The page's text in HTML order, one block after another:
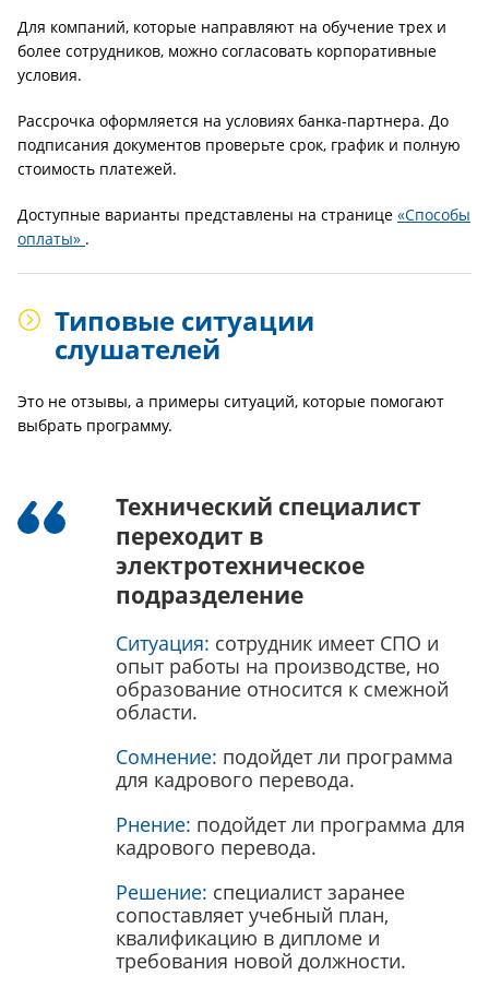
Для компаний, которые направляют на обучение трех и
более сотрудников, можно согласовать корпоративные
условия.
Рассрочка оформляется на условиях банка-партнера. До
подписания документов проверьте срок, график и полную
стоимость платежей.
Доступные варианты представлены на странице «Способы
оплаты» .
Типовые ситуации
слушателей
Это не отзывы, а примеры ситуаций, которые помогают
выбрать программу.
Технический специалист
переходит в
электротехническое
подразделение
Ситуация: сотрудник имеет СПО и
опыт работы на производстве, но
образование относится к смежной
области.
Сомнение: подойдет ли программа
для кадрового перевода.
Рнение: подойдет ли программа для
кадрового перевода.
Решение: специалист заранее
сопоставляет учебный план,
квалификацию в дипломе и
требования новой должности.